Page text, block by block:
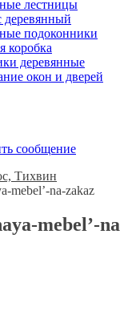
лестницы
деревянный
подоконники
коробка
деревянные
окон и дверей
сообщение
Тихвин
mebel’-na-zakaz
mebel’-